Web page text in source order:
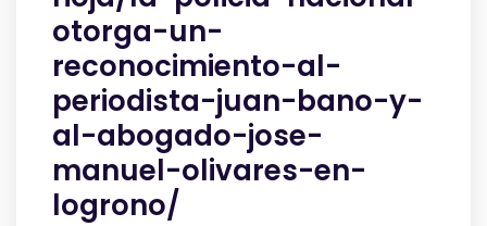
otorga-un-
reconocimiento-al-
periodista-juan-bano-y-
al-abogado-jose-
manuel-olivares-en-
logrono/